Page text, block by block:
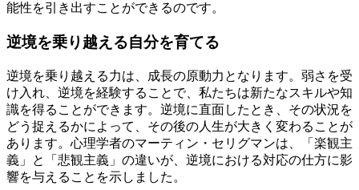
能性を引き出すことができるのです。
逆境を乗り越える自分を育てる
逆境を乗り越える力は、成長の原動力となります。弱さを受
け入れ、逆境を経験することで、私たちは新たなスキルや知
識を得ることができます。逆境に直面したとき、その状況を
どう捉えるかによって、その後の人生が大きく変わることが
あります。心理学者のマーティン・セリグマンは、「楽観主
義」と「悲観主義」の違いが、逆境における対応の仕方に影
響を与えることを示しました。